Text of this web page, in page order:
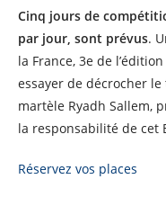
Cinq jours de
par jour, sont prévus.
la France, 3e de
essayer de décrocher
martèle Ryadh Sallem,
la responsabilité de cet
Réservez vos places